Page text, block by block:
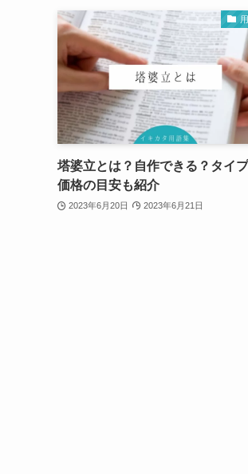
塔婆立とは？自作できる？タイ
価格の目安も紹介
2023年6月20日 2023年6月21日